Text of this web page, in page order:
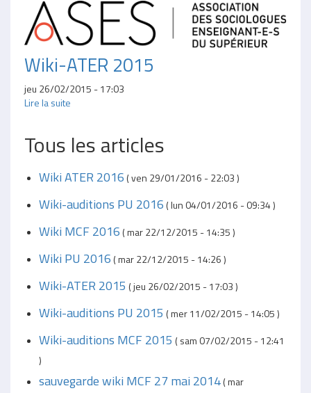
Wiki-ATER 2015
jeu 26/02/2015 - 17:03
Lire la suite
Tous les articles
Wiki ATER 2016 (ven 29/01/2016 - 22:03)
Wiki-auditions PU 2016 (lun 04/01/2016 - 09:34)
Wiki MCF 2016 (mar 22/12/2015 - 14:35)
Wiki PU 2016 (mar 22/12/2015 - 14:26)
Wiki-ATER 2015 (jeu 26/02/2015 - 17:03)
Wiki-auditions PU 2015 (mer 11/02/2015 - 14:05)
Wiki-auditions MCF 2015 (sam 07/02/2015 - 12:41
)
sauvegarde wiki MCF 27 mai 2014(mar